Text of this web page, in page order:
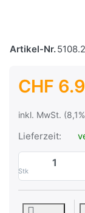
Artikel-Nr.
CHF
inkl. MwSt.
Lieferzeit:
Stk